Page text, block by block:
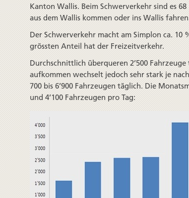
Kanton Wallis. Beim Schwer­verkehr sind es
aus dem Wallis kommen oder ins Wallis
Der Schwerverkehr macht am Simplon ca. 10
grössten Anteil hat der Freizeitverkehr.
Durchschnittlich überqueren 2’500
aufkommen wechselt jedoch sehr stark je
700 bis 6’900 Fahrzeugen täglich. Die
und 4’100 Fahrzeugen pro Tag: